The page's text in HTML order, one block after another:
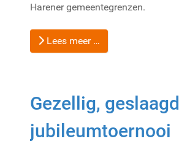
Harener gemeentegrenzen.
Lees meer …
Gezellig, geslaagd
jubileumtoernooi